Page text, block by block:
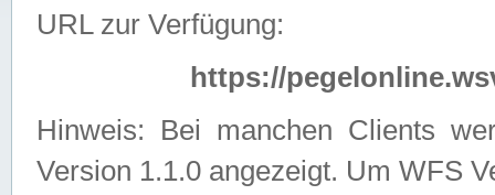
URL zur Verfügung:
https://
Hinweis: Bei manchen Clients
Version 1.1.0 angezeigt. Um WFS